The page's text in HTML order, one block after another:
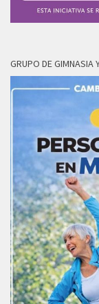
GRUPO DE GIMNASIA